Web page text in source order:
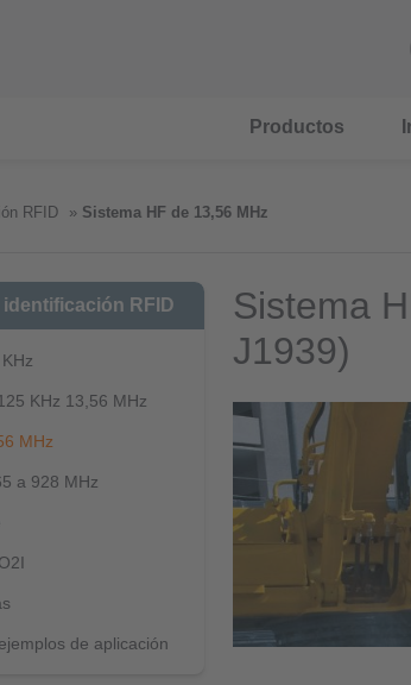
Productos
RFID Sistema HF de 13,56 MHz
RFID
KHz 13,56 MHz
MHz
a 928 MHz
de aplicación
Sistema
J1939)